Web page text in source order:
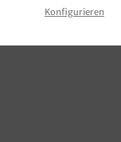
Konfigurieren